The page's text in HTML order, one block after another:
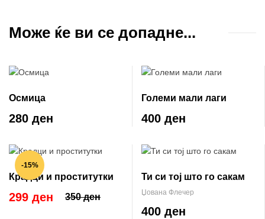
Може ќе ви се допадне...
Осмица
280 ден
Големи мали лаги
400 ден
-15%
Крадци и проститутки
350 ден
299 ден
Ти си тој што го сакам
Џована Флечер
400 ден